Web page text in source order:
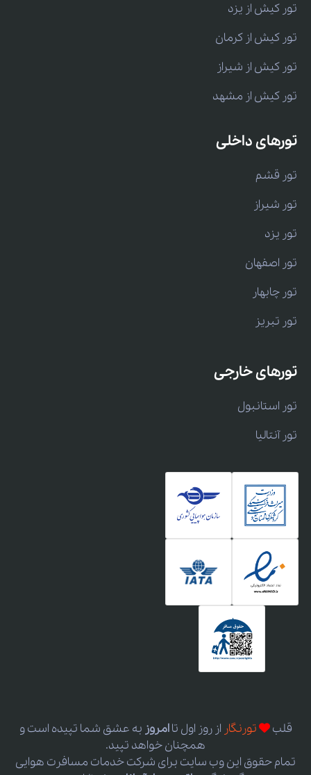
تور کیش از یزد
تور کیش از کرمان
تور کیش از شیراز
تور کیش از مشهد
تورهای داخلی
تور قشم
تور شیراز
تور یزد
تور اصفهان
تور چابهار
تور تبریز
تورهای خارجی
تور استانبول
تور آنتالیا
قلب تورنگار از روز اول تاامروز به عشق شما تپیده است و
همچنان خواهد تپید.
تمام حقوق این وب سایت برای شرکت خدمات مسافرت هوایی